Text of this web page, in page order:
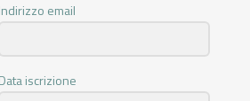
Indirizzo email
Data iscrizione